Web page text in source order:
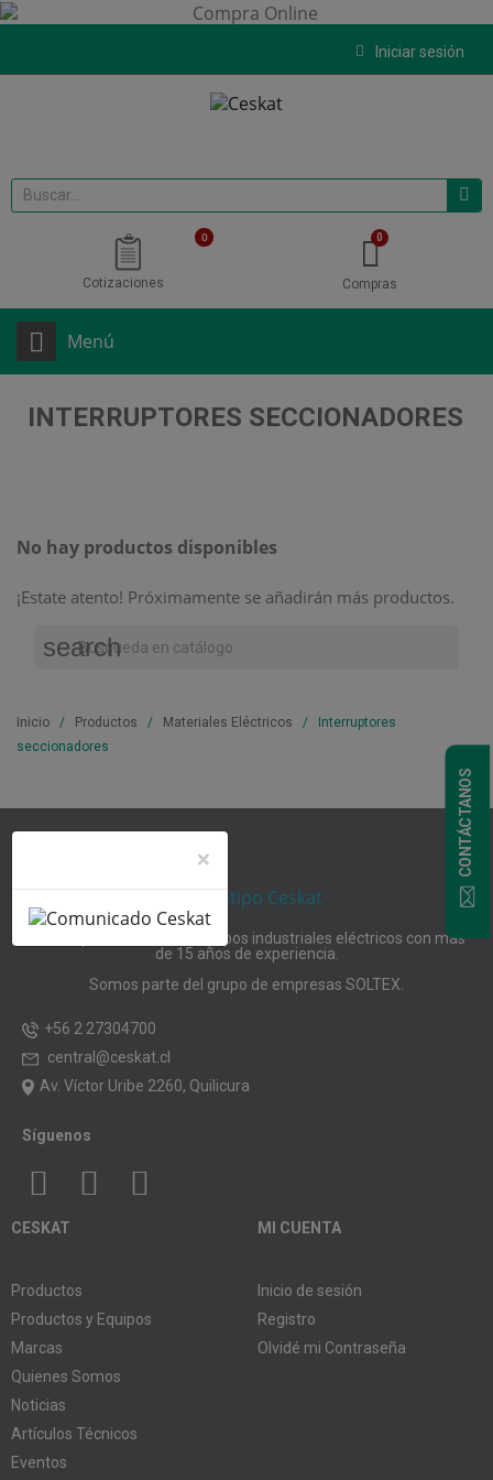
Iniciar sesión
0
Cotizaciones Compras
Menú
Inicio Productos Materiales Eléctricos
Interruptores
seccionadores
INTERRUPTORES SECCIONADORES
No hay productos disponibles
¡Estate atento! Próximamente se añadirán más productos.
search
CONTÁCTANOS
Somos proveedores de equipos industriales eléctricos con más
de 15 años de experiencia.
Somos parte del grupo de empresas SOLTEX.
+56 2 27304700
central@ceskat.cl
Av. Víctor Uribe 2260, Quilicura
Síguenos
CESKAT
Productos
Productos y Equipos
Marcas
Quienes Somos
Noticias
Artículos Técnicos
Eventos
MI CUENTA
Inicio de sesión
Registro
Olvidé mi Contraseña
×